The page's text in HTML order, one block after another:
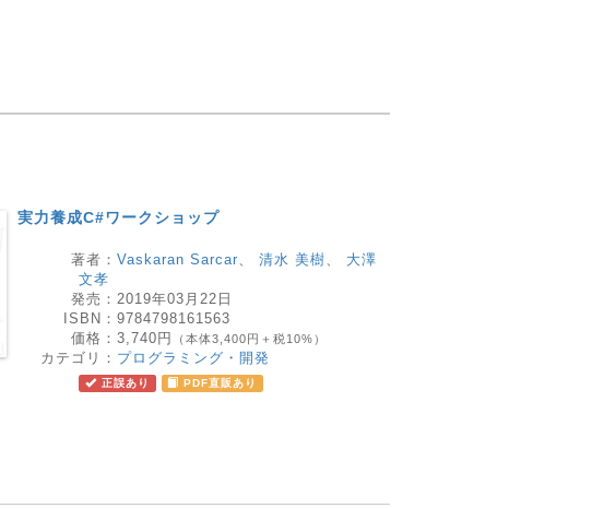
実力養成C#ワークショップ
著者： Vaskaran Sarcar、 清水 美樹、 大澤
文孝
発売： 2019年03月22日
ISBN： 9784798161563
価格： 3,740円 （本体3,400円＋税10%）
カテゴリ： プログラミング・開発
正誤あり PDF直販あり